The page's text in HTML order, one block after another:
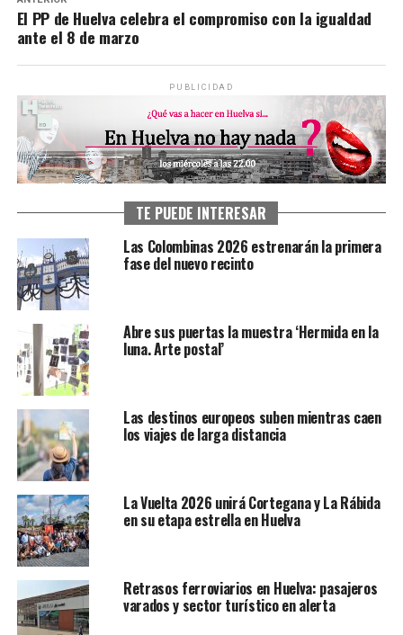
El PP de Huelva celebra el compromiso con la igualdad
ante el 8 de marzo
PUBLICIDAD
TE PUEDE INTERESAR
Las Colombinas 2026 estrenarán la primera
fase del nuevo recinto
Abre sus puertas la muestra ‘Hermida en la
luna. Arte postal’
Las destinos europeos suben mientras caen
los viajes de larga distancia
La Vuelta 2026 unirá Cortegana y La Rábida
en su etapa estrella en Huelva
Retrasos ferroviarios en Huelva: pasajeros
varados y sector turístico en alerta